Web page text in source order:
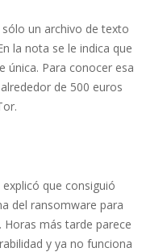
un archivo de texto
la nota se le indica que
única. Para conocer esa
de 500 euros
explicó que consiguió
del ransomware para
más tarde parece
y ya no funciona